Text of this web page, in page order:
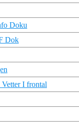
Doku
Dok
I frontal